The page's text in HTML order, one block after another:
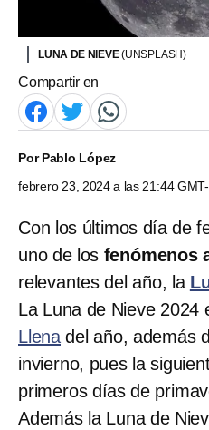
LUNA DE NIEVE(UNSPLASH)
Compartir en
PorPablo López
febrero 23, 2024 a las 21:44
Con los últimos día de
uno de los fenómenos
relevantes del año, la
La Luna de Nieve 2024
Llena del año, además
invierno, pues la
primeros días de
Además la Luna de